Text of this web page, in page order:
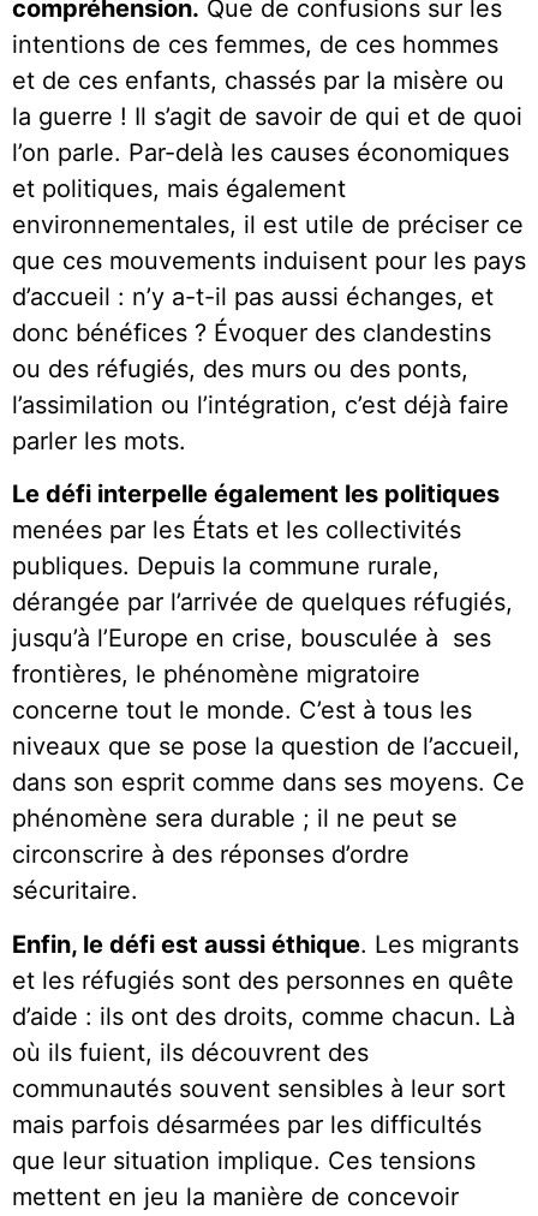
compréhension. Que de confusions sur les
intentions de ces femmes, de ces hommes
et de ces enfants, chassés par la misère ou
la guerre ! Il s’agit de savoir de qui et de quoi
l’on parle. Par-delà les causes économiques
et politiques, mais également
environnementales, il est utile de préciser ce
que ces mouvements induisent pour les pays
d’accueil : n’y a-t-il pas aussi échanges, et
donc bénéfices ? Évoquer des clandestins
ou des réfugiés, des murs ou des ponts,
l’assimilation ou l’intégration, c’est déjà faire
parler les mots.
Le défi interpelle également les politiques
menées par les États et les collectivités
publiques. Depuis la commune rurale,
dérangée par l’arrivée de quelques réfugiés,
jusqu’à l’Europe en crise, bousculée à ses
frontières, le phénomène migratoire
concerne tout le monde. C’est à tous les
niveaux que se pose la question de l’accueil,
dans son esprit comme dans ses moyens. Ce
phénomène sera durable ; il ne peut se
circonscrire à des réponses d’ordre
sécuritaire.
Enfin, le défi est aussi éthique. Les migrants
et les réfugiés sont des personnes en quête
d’aide : ils ont des droits, comme chacun. Là
où ils fuient, ils découvrent des
communautés souvent sensibles à leur sort
mais parfois désarmées par les difficultés
que leur situation implique. Ces tensions
mettent en jeu la manière de concevoir